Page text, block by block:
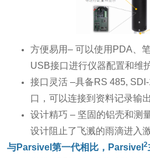
方便易用– 可以使用PDA、
USB接口进行仪器配置和维
接口灵活 –具备RS 485,
口，可以连接到资料记录输
设计精巧 – 坚固的铝壳和测
设计阻止了飞溅的雨滴进入
与Parsivel 第一代相比， Parsivel 2